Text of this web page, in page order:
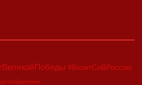
#ВизитСиВРоссию